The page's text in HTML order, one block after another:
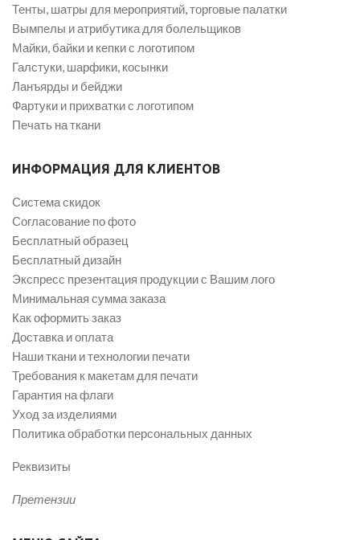
Тенты, шатры для мероприятий, торговые палатки
Вымпелы и атрибутика для болельщиков
Майки, байки и кепки с логотипом
Галстуки, шарфики, косынки
Ланъярды и бейджи
Фартуки и прихватки с логотипом
Печать на ткани
ИНФОРМАЦИЯ ДЛЯ КЛИЕНТОВ
Система скидок
Согласование по фото
Бесплатный образец
Бесплатный дизайн
Экспресс презентация продукции с Вашим лого
Минимальная сумма заказа
Как оформить заказ
Доставка и оплата
Наши ткани и технологии печати
Требования к макетам для печати
Гарантия на флаги
Уход за изделиями
Политика обработки персональных данных
Реквизиты
Претензии